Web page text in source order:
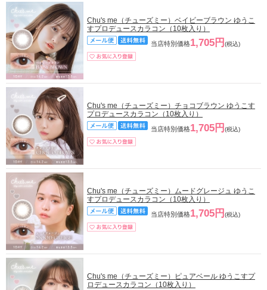
Chu's me（チューズミー）ベイビーブラウン ゆうこ
すプロデュースカラコン（10枚入り）
当店特別価格1,705円 (税込)
Chu's me（チューズミー）チョコブラウン ゆうこす
プロデュースカラコン（10枚入り）
当店特別価格1,705円 (税込)
Chu's me（チューズミー）ムードグレージュ ゆうこ
すプロデュースカラコン（10枚入り）
当店特別価格1,705円 (税込)
Chu's me（チューズミー）ピュアベール ゆうこすプ
ロデュースカラコン（10枚入り）